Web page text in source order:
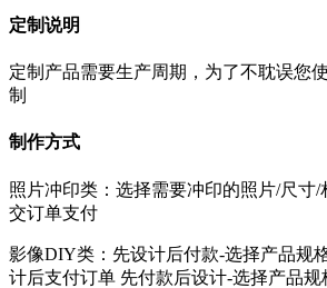
定制说明
定制产品需要生产周期，为了不耽误您
制
制作方式
照片冲印类：选择需要冲印的照片/尺寸/
交订单支付
影像DIY类：先设计后付款-选择产品规
计后支付订单 先付款后设计-选择产品